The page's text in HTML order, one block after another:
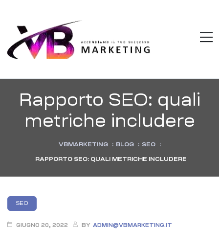
Rapporto SEO: quali
metriche includere
VBMARKETING : BLOG : SEO :
RAPPORTO SEO: QUALI METRICHE INCLUDERE
Categories
SEO
GIUGNO 20, 2022 BY ADMIN@VBMARKETING.IT